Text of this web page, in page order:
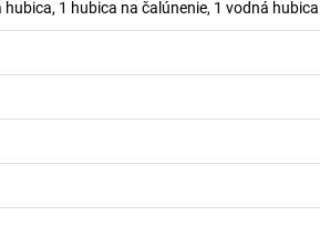
1 hubica na čalúnenie, 1 vodná hubica